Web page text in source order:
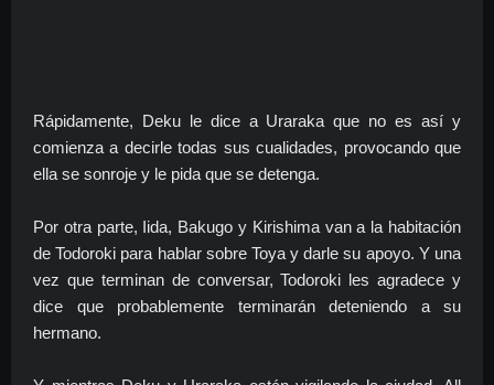
Rápidamente, Deku le dice a Uraraka que no es así y
comienza a decirle todas sus cualidades, provocando que
ella se sonroje y le pida que se detenga.
Por otra parte, Iida, Bakugo y Kirishima van a la habitación
de Todoroki para hablar sobre Toya y darle su apoyo. Y una
vez que terminan de conversar, Todoroki les agradece y
dice que probablemente terminarán deteniendo a su
hermano.